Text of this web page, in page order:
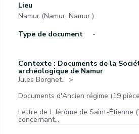
Lieu
Namur (Namur, Namur )
Type de document
-
Contexte : Documents de la
archéologique de Namur
Jules Borgnet.
Documents d'Ancien régime (19
Lettre de J. Jérôme de Saint-Étienne
concernant...